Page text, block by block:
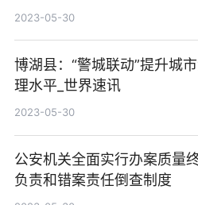
2023-05-30
博湖县：“警城联动”提升城
理水平_世界速讯
2023-05-30
公安机关全面实行办案质量
负责和错案责任倒查制度